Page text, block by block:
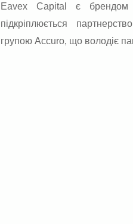
Eavex Capital є брендом
підкріплюється
групою Accuro, що володіє